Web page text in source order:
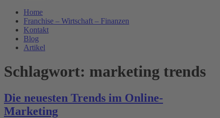
Home
Franchise – Wirtschaft – Finanzen
Kontakt
Blog
Artikel
Schlagwort: marketing trends
Die neuesten Trends im Online-
Marketing